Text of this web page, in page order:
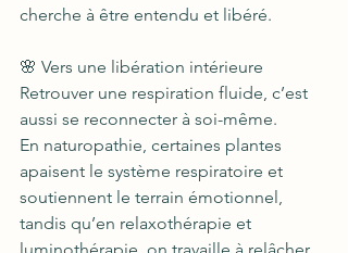
cherche à être entendu et libéré.
🌸 Vers une libération intérieure
Retrouver une respiration fluide, c’est
aussi se reconnecter à soi-même.
En naturopathie, certaines plantes
apaisent le système respiratoire et
soutiennent le terrain émotionnel,
tandis qu’en relaxothérapie et